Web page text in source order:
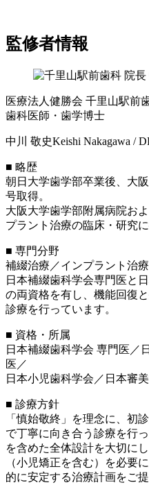
監修者情報
医療法人健勝会 千里山駅前
歯科医師・歯学博士
中川 敬史Keishi Nakagawa /
■ 略歴
朝日大学歯学部卒業後、大
号取得。
大阪大学歯学部附属病院お
プラント治療の臨床・研究
■ 専門分野
補綴治療／インプラント治
日本補綴歯科学会専門医と
の両資格を有し、機能回復
診療を行っています。
■ 資格・所属
日本補綴歯科学会 専門医／
医／
日本小児歯科学会／日本審
■ 診療方針
「慎始敬終」を理念に、初
で丁寧に向き合う診療を行
を含めた全体設計を大切に
（小児矯正を含む）を必要
的に安定する治療計画をご提